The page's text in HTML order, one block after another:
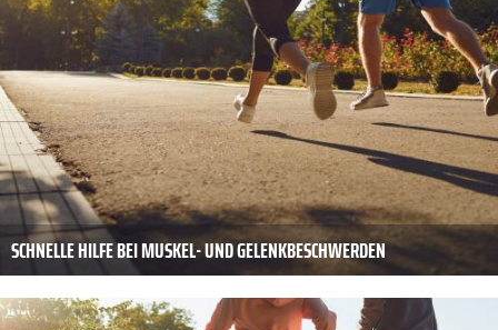
SCHNELLE HILFE BEI MUSKEL- UND GELENKBESCHWERDEN